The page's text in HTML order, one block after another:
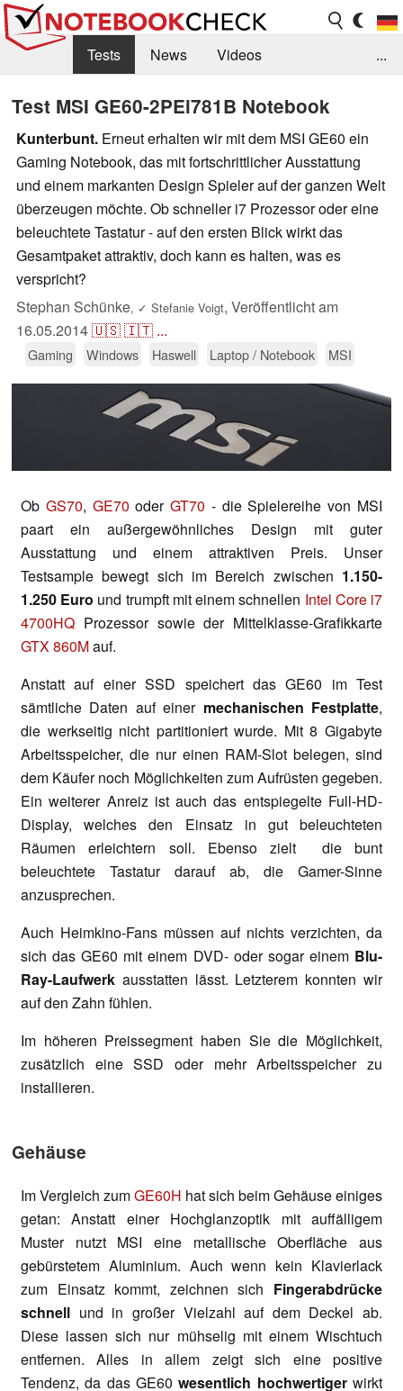
Tests News
Videos
Kaufberatung
Deals Suche
Jobs
Forum
...
Test MSI GE60-2PEi781B Notebook
Kunterbunt. Erneut erhalten wir mit dem MSI GE60 ein
Gaming Notebook, das mit fortschrittlicher Ausstattung
und einem markanten Design Spieler auf der ganzen Welt
überzeugen möchte. Ob schneller i7 Prozessor oder eine
beleuchtete Tastatur - auf den ersten Blick wirkt das
Gesamtpaket attraktiv, doch kann es halten, was es
verspricht?
Stephan Schünke, ✓ Stefanie Voigt, Veröffentlicht am
16.05.2014🇺🇸🇮🇹 ...
Gaming Windows Haswell Laptop / Notebook MSI
Ob GS70, GE70 oderGT70 - die Spielereihe von MSI
paart ein außergewöhnliches Design mit guter
Ausstattung und einem attraktiven Preis. Unser
Testsample bewegt sich im Bereich zwischen 1.150-
1.250 Euro und trumpft mit einem schnellen Intel Core i7
4700HQ Prozessor sowie der Mittelklasse-Grafikkarte
GTX 860Mauf.
Anstatt auf einer SSD speichert das GE60 im Test
sämtliche Daten auf einer mechanischen Festplatte,
die werkseitig nicht partitioniert wurde. Mit 8 Gigabyte
Arbeitsspeicher, die nur einen RAM-Slot belegen, sind
dem Käufer noch Möglichkeiten zum Aufrüsten gegeben.
Ein weiterer Anreiz ist auch das entspiegelte Full-HD-
Display, welches den Einsatz in gut beleuchteten
Räumen erleichtern soll. Ebenso zielt die bunt
beleuchtete Tastatur darauf ab, die Gamer-Sinne
anzusprechen.
Auch Heimkino-Fans müssen auf nichts verzichten, da
sich das GE60 mit einem DVD- oder sogar einem Blu-
Ray-Laufwerk ausstatten lässt. Letzterem konnten wir
auf den Zahn fühlen.
Im höheren Preissegment haben Sie die Möglichkeit,
zusätzlich eine SSD oder mehr Arbeitsspeicher zu
installieren.
Gehäuse
Im Vergleich zumGE60H hat sich beim Gehäuse einiges
getan: Anstatt einer Hochglanzoptik mit auffälligem
Muster nutzt MSI eine metallische Oberfläche aus
gebürstetem Aluminium. Auch wenn kein Klavierlack
zum Einsatz kommt, zeichnen sich Fingerabdrücke
schnell und in großer Vielzahl auf dem Deckel ab.
Diese lassen sich nur mühselig mit einem Wischtuch
entfernen. Alles in allem zeigt sich eine positive
Tendenz, da das GE60wesentlich hochwertigerwirkt